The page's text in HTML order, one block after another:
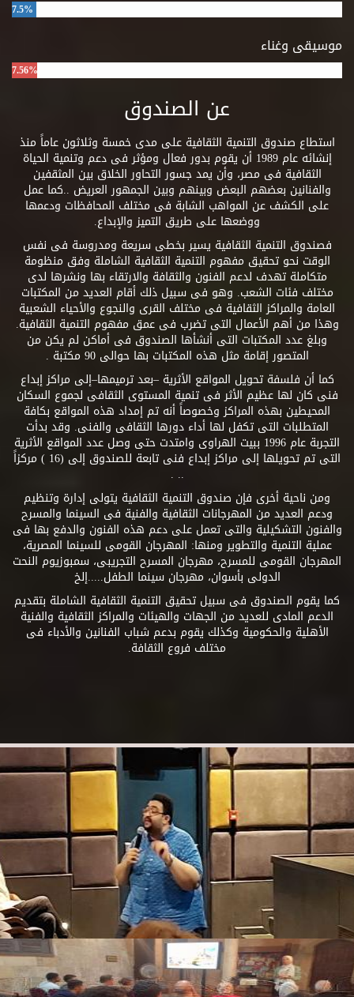
7.5%
موسيقى وغناء
7.56%
عن الصندوق
استطاع صندوق التنمية الثقافية على مدى خمسة وثلاثون عاماً منذ
إنشائه عام 1989 أن يقوم بدور فعال ومؤثر فى دعم وتنمية الحياة
الثقافية فى مصر، وأن يمد جسور التحاور الخلاق بين المثقفين
والفنانين بعضهم البعض وبينهم وبين الجمهور العريض ..كما عمل
على الكشف عن المواهب الشابة فى مختلف المحافظات ودعمها
ووضعها على طريق التميز والإبداع.
فصندوق التنمية الثقافية يسير بخطى سريعة ومدروسة فى نفس
الوقت نحو تحقيق مفهوم التنمية الثقافية الشاملة وفق منظومة
متكاملة تهدف لدعم الفنون والثقافة والارتقاء بها ونشرها لدى
مختلف فئات الشعب. وهو فى سبيل ذلك أقام العديد من المكتبات
العامة والمراكز الثقافية فى مختلف القرى والنجوع والأحياء الشعبية
وهذا من أهم الأعمال التى تضرب فى عمق مفهوم التنمية الثقافية.
وبلغ عدد المكتبات التى أنشأها الصندوق فى أماكن لم يكن من
المتصور إقامة مثل هذه المكتبات بها حوالى 90 مكتبة .
كما أن فلسفة تحويل المواقع الأثرية –بعد ترميمها–إلى مراكز إبداع
فنى كان لها عظيم الأثر فى تنمية المستوى الثقافى لجموع السكان
المحيطين بهذه المراكز وخصوصاً أنه تم إمداد هذه المواقع بكافة
المتطلبات التى تكفل لها أداء دورها الثقافى والفنى. وقد بدأت
التجربة عام 1996 ببيت الهراوى وامتدت حتى وصل عدد المواقع الأثرية
التى تم تحويلها إلى مراكز إبداع فنى تابعة للصندوق إلى (16 ) مركزاً
.. .
ومن ناحية أخرى فإن صندوق التنمية الثقافية يتولى إدارة وتنظيم
ودعم العديد من المهرجانات الثقافية والفنية فى السينما والمسرح
والفنون التشكيلية والتى تعمل على دعم هذه الفنون والدفع بها فى
عملية التنمية والتطوير ومنها: المهرجان القومى للسينما المصرية،
المهرجان القومى للمسرح، مهرجان المسرح التجريبى، سمبوزيوم النحت
الدولى بأسوان، مهرجان سينما الطفل.....إلخ
كما يقوم الصندوق فى سبيل تحقيق التنمية الثقافية الشاملة بتقديم
الدعم المادى للعديد من الجهات والهيئات والمراكز الثقافية والفنية
الأهلية والحكومية وكذلك يقوم بدعم شباب الفنانين والأدباء فى
مختلف فروع الثقافة.